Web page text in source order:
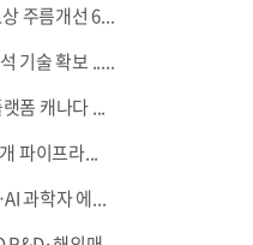
주름개선 6...
기술 확보 .....
폼 캐나다 ...
파이프라...
과학자 에...